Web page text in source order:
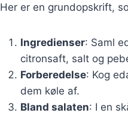
Her er en grundopskrift,
Ingredienser: Saml
citronsaft, salt og
Forberedelse: Kog
dem køle af.
Bland salaten: I en